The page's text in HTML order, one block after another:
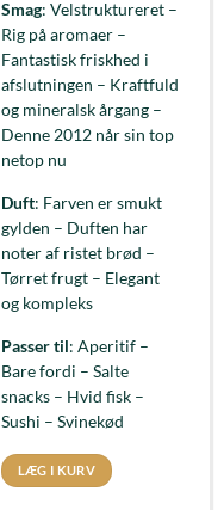
Smag: Velstruktureret –
Rig på aromaer –
Fantastisk friskhed i
afslutningen – Kraftfuld
og mineralsk årgang –
Denne 2012 når sin top
netop nu
Duft: Farven er smukt
gylden – Duften har
noter af ristet brød –
Tørret frugt – Elegant
og kompleks
Passer til: Aperitif –
Bare fordi – Salte
snacks – Hvid fisk –
Sushi – Svinekød
LÆG I KURV